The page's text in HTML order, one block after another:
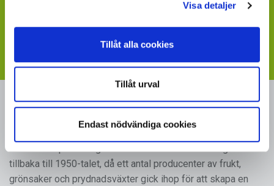
Visa detaljer
Tillåt alla cookies
Tillåt urval
Endast nödvändiga cookies
Visste du att du kan ladda ner skyltbilder som stöder
din försäljning av våra produkter
webbplats med skyltmaterial
MÄSTER GRÖN
Sveriges i särklass största, tillika odlarägda, leverantör av
kruk- och utplanteringsväxter. Mäster Gröns rötter går
tillbaka till 1950-talet, då ett antal producenter av frukt,
grönsaker och prydnadsväxter gick ihop för att skapa en